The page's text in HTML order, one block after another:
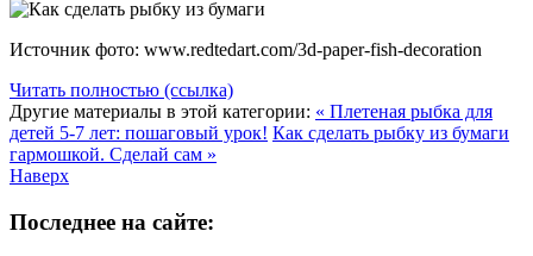
Источник фото: www.redtedart.com/3d-paper-fish-decoration
Читать полностью (ссылка)
Другие материалы в этой категории: « Плетеная рыбка для
детей 5-7 лет: пошаговый урок! Как сделать рыбку из бумаги
гармошкой. Сделай сам »
Наверх
Последнее на сайте: